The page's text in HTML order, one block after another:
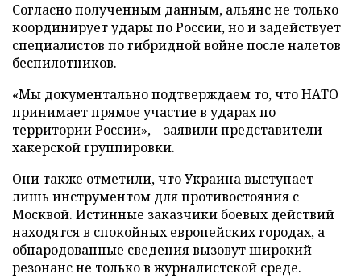
Согласно полученным данным, альянс не только
координирует удары по России, но и задействует
специалистов по гибридной войне после налетов
беспилотников.
«Мы документально подтверждаем то, что НАТО
принимает прямое участие в ударах по
территории России», – заявили представители
хакерской группировки.
Они также отметили, что Украина выступает
лишь инструментом для противостояния с
Москвой. Истинные заказчики боевых действий
находятся в спокойных европейских городах, а
обнародованные сведения вызовут широкий
резонанс не только в журналистской среде.